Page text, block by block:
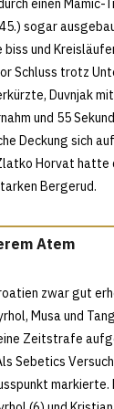
sogar
und
Schluss trotz
Duvnjak
und 55
Deckung sich
Horvat hatte
Bergerud.
Atem
zwar gut
Musa und
Zeitstrafe
Sebetics